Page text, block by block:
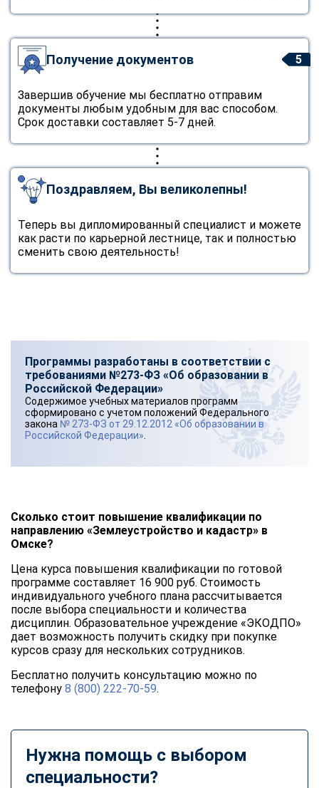
5
Получение документов
Завершив обучение мы бесплатно отправим
документы любым удобным для вас способом.
Срок доставки составляет 5-7 дней.
Поздравляем, Вы великолепны!
Теперь вы дипломированный специалист и можете
как расти по карьерной лестнице, так и полностью
сменить свою деятельность!
Программы разработаны в соответствии с
требованиями №273-ФЗ «Об образовании в
Российской Федерации»
Содержимое учебных материалов программ
сформировано с учетом положений Федерального
закона № 273-ФЗ от 29.12.2012 «Об образовании в
Российской Федерации»
Сколько стоит повышение квалификации по
направлению «Землеустройство и кадастр» в
Омске?
Цена курса повышения квалификации по готовой
программе составляет 16 900 руб. Стоимость
индивидуального учебного плана рассчитывается
после выбора специальности и количества
дисциплин. Образовательное учреждение «ЭКОДПО»
дает возможность получить скидку при покупке
курсов сразу для нескольких сотрудников.
Бесплатно получить консультацию можно по
телефону 8 (800) 222-70-59.
Нужна помощь с выбором
специальности?